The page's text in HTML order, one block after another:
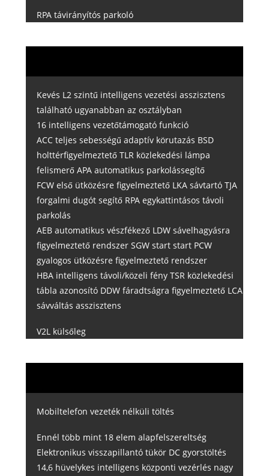
RPA távirányítós parkoló
Kevés L2 szintű intelligens vezetési asszisztens
található ugyanabban az osztályban
16 intelligens vezetőtámogató funkció
ACC teljes sebességű adaptív körutazás BSD
holttérfigyelmeztető TLR közlekedési lámpa
felismerő APA automatikus parkolássegítő
FCW első ütközésre figyelmeztető LKA sávtartó TJA
forgalmi dugót segítő RPA egykattintásos távoli
parkolás
AEB automatikus vészfékező LDW sávelhagyásra
figyelmeztető rendszer SGW start start PCW
gyalogos ütközésre figyelmeztető rendszer
HBA intelligens távoli/közeli fény TSR közlekedési
tábla azonosító DDW fáradtságra figyelmeztető LCA
sávváltás asszisztens
V2L külsőleg
Mobiltelefon vezeték nélküli töltés
Ennél több mint 18 elem alapfelszereltség
Elektronikus visszapillantó tükör DC gyorstöltés
14,6 hüvelykes intelligens központi vezérlés nagy